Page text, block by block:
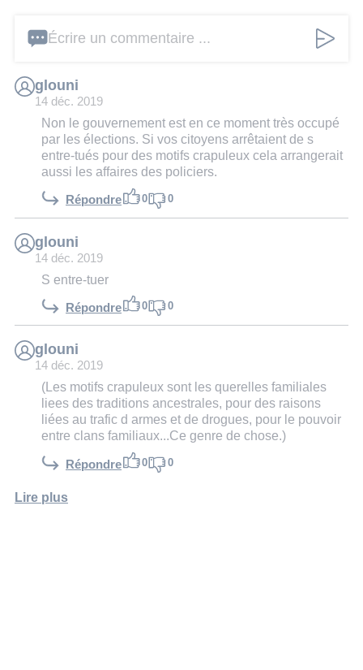
Écrire un commentaire ...
glouni
14 déc. 2019
Non le gouvernement est en ce moment très occupé
par les élections. Si vos citoyens arrêtaient de s
entre-tués pour des motifs crapuleux cela arrangerait
aussi les affaires des policiers.
Répondre 0 0
glouni
14 déc. 2019
S entre-tuer
Répondre 0 0
glouni
14 déc. 2019
(Les motifs crapuleux sont les querelles familiales
liees des traditions ancestrales, pour des raisons
liées au trafic d armes et de drogues, pour le pouvoir
entre clans familiaux...Ce genre de chose.)
Répondre 0 0
Lire plus